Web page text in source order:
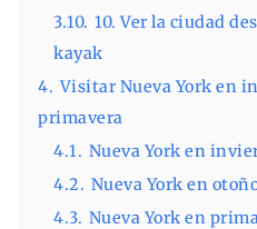
3.10. 10. Ver la ciudad
kayak
4. Visitar Nueva York en
primavera
4.1. Nueva York en
4.2. Nueva York en
4.3. Nueva York en